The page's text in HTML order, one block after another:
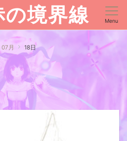
の境界線 Menu
07月 18日